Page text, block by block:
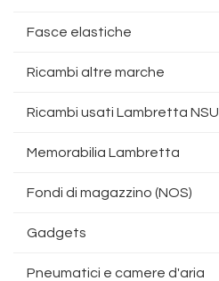
Fasce elastiche
Ricambi altre marche
Ricambi usati Lambretta NSU
Memorabilia Lambretta
Fondi di magazzino (NOS)
Gadgets
Pneumatici e camere d'aria